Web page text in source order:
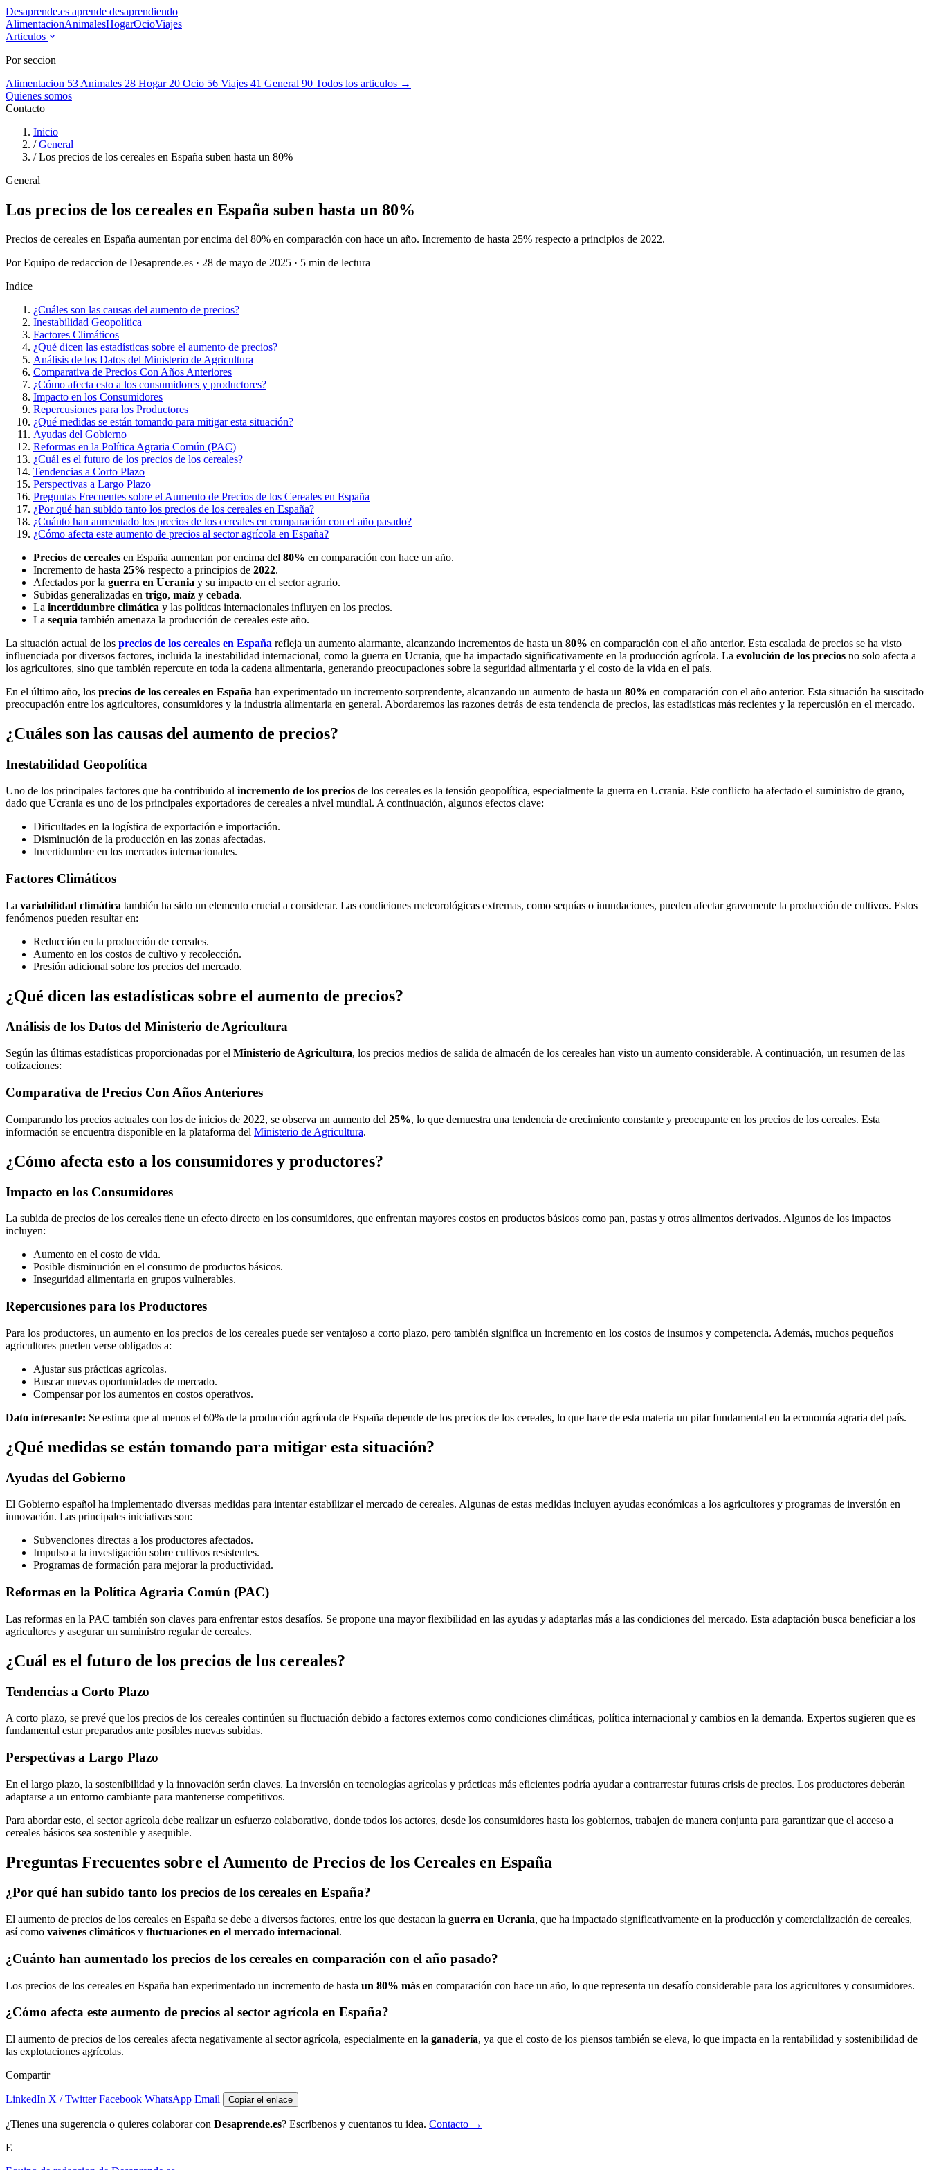
Desaprende.es aprende desaprendiendo
AlimentacionAnimalesHogarOcioViajes
Articulos
Por seccion
Alimentacion 53 Animales 28 Hogar 20 Ocio 56 Viajes 41 General 90 Todos los articulos →
Quienes somos
Contacto
Inicio
/ General
/ Los precios de los cereales en España suben hasta un 80%
General
Los precios de los cereales en España suben hasta un 80%
Precios de cereales en España aumentan por encima del 80% en comparación con hace un año. Incremento de hasta 25% respecto a principios de 2022.
Por Equipo de redaccion de Desaprende.es · 28 de mayo de 2025 · 5 min de lectura
Indice
¿Cuáles son las causas del aumento de precios?
Inestabilidad Geopolítica
Factores Climáticos
¿Qué dicen las estadísticas sobre el aumento de precios?
Análisis de los Datos del Ministerio de Agricultura
Comparativa de Precios Con Años Anteriores
¿Cómo afecta esto a los consumidores y productores?
Impacto en los Consumidores
Repercusiones para los Productores
¿Qué medidas se están tomando para mitigar esta situación?
Ayudas del Gobierno
Reformas en la Política Agraria Común (PAC)
¿Cuál es el futuro de los precios de los cereales?
Tendencias a Corto Plazo
Perspectivas a Largo Plazo
Preguntas Frecuentes sobre el Aumento de Precios de los Cereales en España
¿Por qué han subido tanto los precios de los cereales en España?
¿Cuánto han aumentado los precios de los cereales en comparación con el año pasado?
¿Cómo afecta este aumento de precios al sector agrícola en España?
Precios de cereales en España aumentan por encima del 80% en comparación con hace un año.
Incremento de hasta 25% respecto a principios de 2022.
Afectados por la guerra en Ucrania y su impacto en el sector agrario.
Subidas generalizadas en trigo, maíz y cebada.
La incertidumbre climática y las políticas internacionales influyen en los precios.
La sequia también amenaza la producción de cereales este año.
La situación actual de los precios de los cereales en España refleja un aumento alarmante, alcanzando incrementos de hasta un 80% en comparación con el año anterior. Esta escalada de precios se ha visto
influenciada por diversos factores, incluida la inestabilidad internacional, como la guerra en Ucrania, que ha impactado significativamente en la producción agrícola. La evolución de los precios no solo afecta a
los agricultores, sino que también repercute en toda la cadena alimentaria, generando preocupaciones sobre la seguridad alimentaria y el costo de la vida en el país.
En el último año, los precios de los cereales en España han experimentado un incremento sorprendente, alcanzando un aumento de hasta un 80% en comparación con el año anterior. Esta situación ha suscitado
preocupación entre los agricultores, consumidores y la industria alimentaria en general. Abordaremos las razones detrás de esta tendencia de precios, las estadísticas más recientes y la repercusión en el mercado.
¿Cuáles son las causas del aumento de precios?
Inestabilidad Geopolítica
Uno de los principales factores que ha contribuido al incremento de los precios de los cereales es la tensión geopolítica, especialmente la guerra en Ucrania. Este conflicto ha afectado el suministro de grano,
dado que Ucrania es uno de los principales exportadores de cereales a nivel mundial. A continuación, algunos efectos clave:
Dificultades en la logística de exportación e importación.
Disminución de la producción en las zonas afectadas.
Incertidumbre en los mercados internacionales.
Factores Climáticos
La variabilidad climática también ha sido un elemento crucial a considerar. Las condiciones meteorológicas extremas, como sequías o inundaciones, pueden afectar gravemente la producción de cultivos. Estos
fenómenos pueden resultar en:
Reducción en la producción de cereales.
Aumento en los costos de cultivo y recolección.
Presión adicional sobre los precios del mercado.
¿Qué dicen las estadísticas sobre el aumento de precios?
Análisis de los Datos del Ministerio de Agricultura
Según las últimas estadísticas proporcionadas por el Ministerio de Agricultura, los precios medios de salida de almacén de los cereales han visto un aumento considerable. A continuación, un resumen de las
cotizaciones:
Comparativa de Precios Con Años Anteriores
Comparando los precios actuales con los de inicios de 2022, se observa un aumento del 25%, lo que demuestra una tendencia de crecimiento constante y preocupante en los precios de los cereales. Esta
información se encuentra disponible en la plataforma del Ministerio de Agricultura.
¿Cómo afecta esto a los consumidores y productores?
Impacto en los Consumidores
La subida de precios de los cereales tiene un efecto directo en los consumidores, que enfrentan mayores costos en productos básicos como pan, pastas y otros alimentos derivados. Algunos de los impactos
incluyen:
Aumento en el costo de vida.
Posible disminución en el consumo de productos básicos.
Inseguridad alimentaria en grupos vulnerables.
Repercusiones para los Productores
Para los productores, un aumento en los precios de los cereales puede ser ventajoso a corto plazo, pero también significa un incremento en los costos de insumos y competencia. Además, muchos pequeños
agricultores pueden verse obligados a:
Ajustar sus prácticas agrícolas.
Buscar nuevas oportunidades de mercado.
Compensar por los aumentos en costos operativos.
Dato interesante: Se estima que al menos el 60% de la producción agrícola de España depende de los precios de los cereales, lo que hace de esta materia un pilar fundamental en la economía agraria del país.
¿Qué medidas se están tomando para mitigar esta situación?
Ayudas del Gobierno
El Gobierno español ha implementado diversas medidas para intentar estabilizar el mercado de cereales. Algunas de estas medidas incluyen ayudas económicas a los agricultores y programas de inversión en
innovación. Las principales iniciativas son:
Subvenciones directas a los productores afectados.
Impulso a la investigación sobre cultivos resistentes.
Programas de formación para mejorar la productividad.
Reformas en la Política Agraria Común (PAC)
Las reformas en la PAC también son claves para enfrentar estos desafíos. Se propone una mayor flexibilidad en las ayudas y adaptarlas más a las condiciones del mercado. Esta adaptación busca beneficiar a los
agricultores y asegurar un suministro regular de cereales.
¿Cuál es el futuro de los precios de los cereales?
Tendencias a Corto Plazo
A corto plazo, se prevé que los precios de los cereales continúen su fluctuación debido a factores externos como condiciones climáticas, política internacional y cambios en la demanda. Expertos sugieren que es
fundamental estar preparados ante posibles nuevas subidas.
Perspectivas a Largo Plazo
En el largo plazo, la sostenibilidad y la innovación serán claves. La inversión en tecnologías agrícolas y prácticas más eficientes podría ayudar a contrarrestar futuras crisis de precios. Los productores deberán
adaptarse a un entorno cambiante para mantenerse competitivos.
Para abordar esto, el sector agrícola debe realizar un esfuerzo colaborativo, donde todos los actores, desde los consumidores hasta los gobiernos, trabajen de manera conjunta para garantizar que el acceso a
cereales básicos sea sostenible y asequible.
Preguntas Frecuentes sobre el Aumento de Precios de los Cereales en España
¿Por qué han subido tanto los precios de los cereales en España?
El aumento de precios de los cereales en España se debe a diversos factores, entre los que destacan la guerra en Ucrania, que ha impactado significativamente en la producción y comercialización de cereales,
así como vaivenes climáticos y fluctuaciones en el mercado internacional.
¿Cuánto han aumentado los precios de los cereales en comparación con el año pasado?
Los precios de los cereales en España han experimentado un incremento de hasta un 80% más en comparación con hace un año, lo que representa un desafío considerable para los agricultores y consumidores.
¿Cómo afecta este aumento de precios al sector agrícola en España?
El aumento de precios de los cereales afecta negativamente al sector agrícola, especialmente en la ganadería, ya que el costo de los piensos también se eleva, lo que impacta en la rentabilidad y sostenibilidad de
las explotaciones agrícolas.
Compartir
LinkedIn X / Twitter Facebook WhatsApp Email Copiar el enlace
¿Tienes una sugerencia o quieres colaborar con Desaprende.es? Escribenos y cuentanos tu idea. Contacto →
E